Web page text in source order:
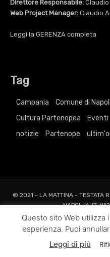
Direttore Responsabile:
Web Project Manager: Claudio
Leggi la GERENZA completa
Tag
Campania Comune di Napoli
Cultura Partenopea
Eventi
notizie
Partenope
© 2021 - LA MATTINA - TESTATA
NAPOLI AUT.
ALL RIGHTS RESERVED TO
Questo sito Web utilizza
esperienza. Puoi
Leggi di più